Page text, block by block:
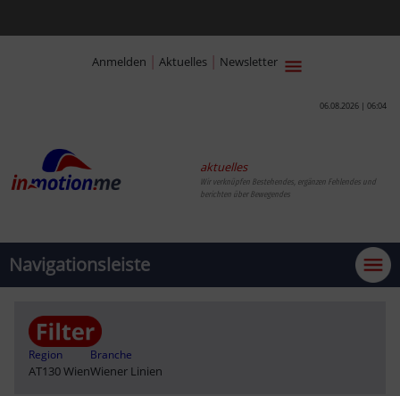
Anmelden | Aktuelles | Newsletter
06.08.2026 | 06:04
aktuelles
Wir verknüpfen Bestehendes, ergänzen Fehlendes und
berichten über Bewegendes
Navigationsleiste
Region
AT130 Wien
Branche
Wiener Linien